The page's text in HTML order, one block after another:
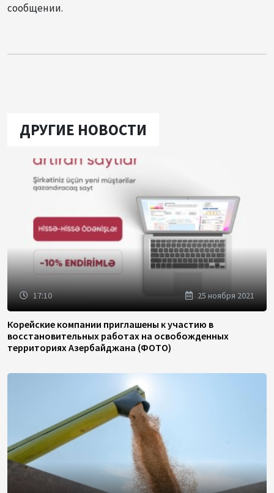
сообщении.
ДРУГИЕ НОВОСТИ
17:10 25 ноября 2021
Корейские компании приглашены к участию в
восстановительных работах на освобожденных
территориях Азербайджана (ФОТО)